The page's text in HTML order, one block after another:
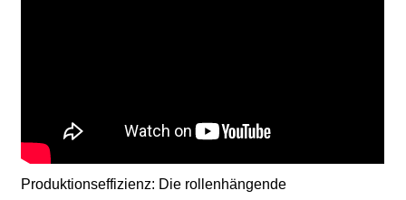
Produktionseffizienz: Die rollenhängende